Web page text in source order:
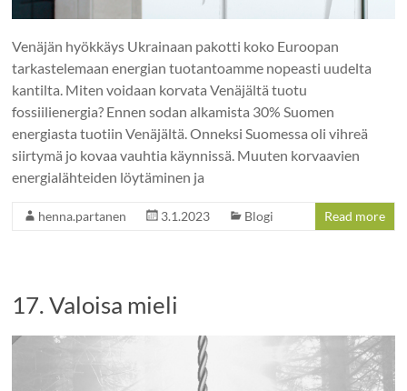
Venäjän hyökkäys Ukrainaan pakotti koko Euroopan
tarkastelemaan energian tuotantoamme nopeasti uudelta
kantilta. Miten voidaan korvata Venäjältä tuotu
fossiilienergia? Ennen sodan alkamista 30% Suomen
energiasta tuotiin Venäjältä. Onneksi Suomessa oli vihreä
siirtymä jo kovaa vauhtia käynnissä. Muuten korvaavien
energialähteiden löytäminen ja
henna.partanen 3.1.2023 Blogi Read more
17. Valoisa mieli